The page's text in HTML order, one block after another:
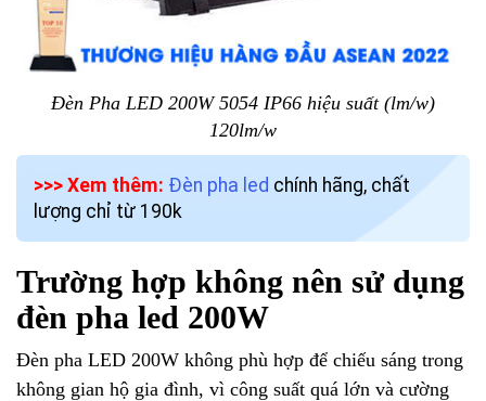
Đèn Pha LED 200W 5054 IP66 hiệu suất (lm/w)
120lm/w
>>> Xem thêm: Đèn pha led chính hãng, chất
lượng chỉ từ 190k
Trường hợp không nên sử dụng
đèn pha led 200W
Đèn pha LED 200W không phù hợp để chiếu sáng trong
không gian hộ gia đình, vì công suất quá lớn và cường